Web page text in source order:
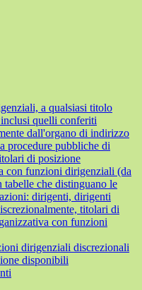
a qualsiasi titolo
quelli conferiti
dall'organo di indirizzo
procedure pubbliche di
di posizione
con funzioni dirigenziali (da
tabelle che distinguano le
dirigenti, dirigenti
titolari di
con funzioni
dirigenziali discrezionali
disponibili